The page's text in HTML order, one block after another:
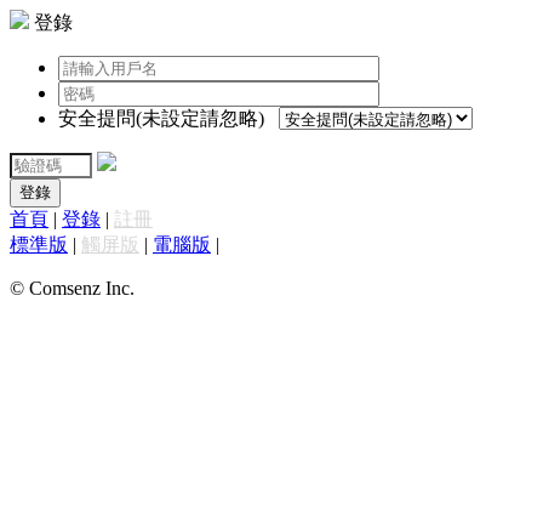
登錄
安全提問(未設定請忽略)
登錄
首頁 | 登錄 | 註冊
標準版 | 觸屏版 | 電腦版 |
© Comsenz Inc.